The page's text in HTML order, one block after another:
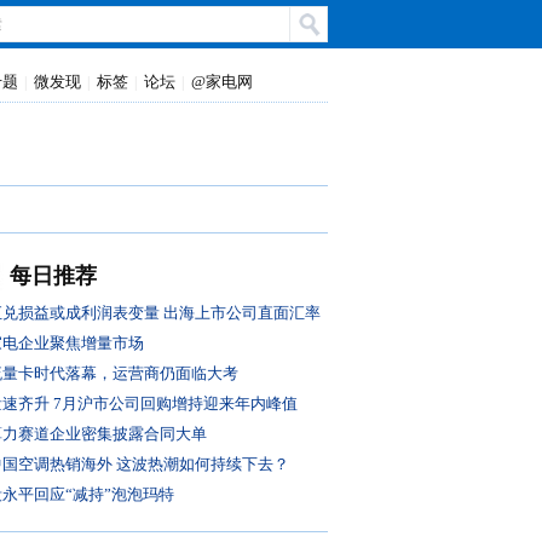
微发现 标签 论坛 @家电网
每日推荐
损益或成利润表变量 出海上市公司直面汇率
大考
企业聚焦增量市场
卡时代落幕，运营商仍面临大考
齐升 7月沪市公司回购增持迎来年内峰值
赛道企业密集披露合同大单
空调热销海外 这波热潮如何持续下去？
平回应“减持”泡泡玛特